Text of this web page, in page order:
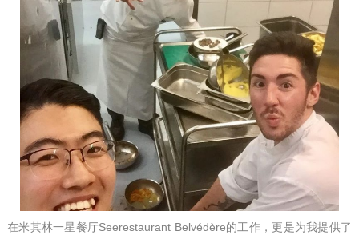
在米其林一星餐厅Seerestaurant Belvédère的工作，更是为我提供了